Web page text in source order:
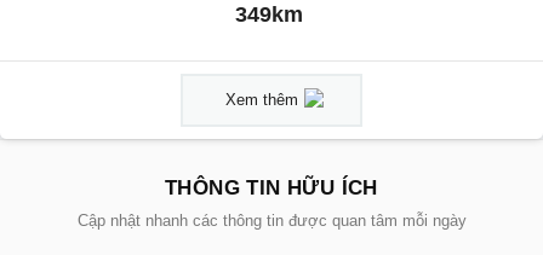
349km
Xem thêm
THÔNG TIN HỮU ÍCH
Cập nhật nhanh các thông tin được quan tâm mỗi ngày